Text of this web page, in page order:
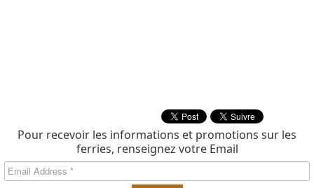
Pour recevoir les informations et promotions sur les
ferries, renseignez votre Email